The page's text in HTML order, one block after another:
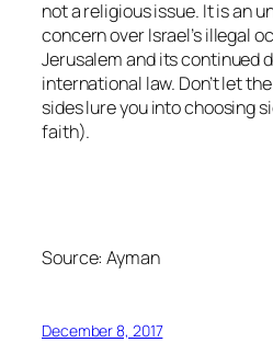
not a religious issue. It is an
concern over Israel’s illegal
Jerusalem and its continued
international law. Don’t let
sides lure you into choosing
faith).
Source:Ayman
December 8, 2017